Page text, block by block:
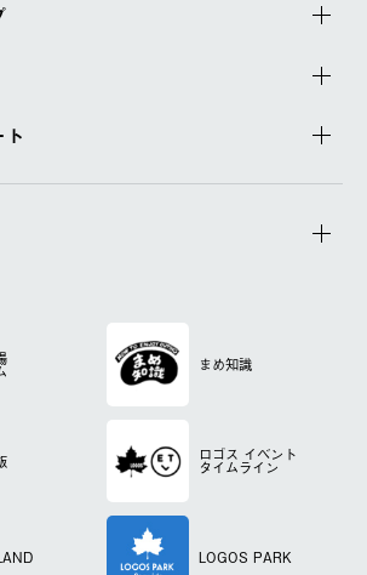
まめ知識
ロゴス イベント
タイムライン
LOGOS PARK